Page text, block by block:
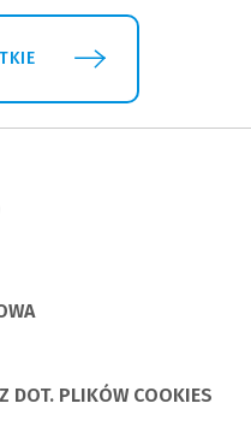
DOT. PLIKÓW COOKIES